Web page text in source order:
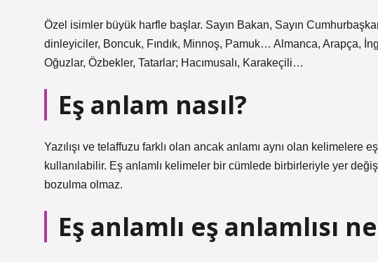
Özel isimler büyük harfle başlar. Sayın Bakan, Sayın
dinleyiciler, Boncuk, Fındık, Minnoş, Pamuk… Almanca, Arapça,
Oğuzlar, Özbekler, Tatarlar; Hacımusalı, Karakeçili…
Eş anlam nasıl?
Yazılışı ve telaffuzu farklı olan ancak anlamı aynı olan kelimelere
kullanılabilir. Eş anlamlı kelimeler bir cümlede birbirleriyle yer
bozulma olmaz.
Eş anlamlı eş anlamlısı